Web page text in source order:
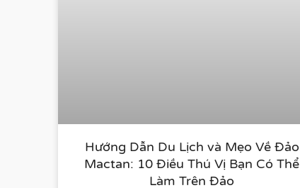
Hướng Dẫn Du Lịch và Mẹo Về Đảo
Mactan: 10 Điều Thú Vị Bạn Có Thể
Làm Trên Đảo